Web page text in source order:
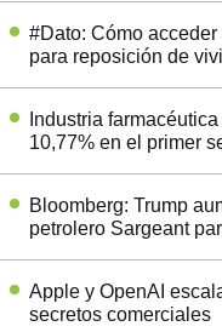
#Dato: Cómo
para reposición de
Industria
10,77% en el primer
Bloomberg: Trump
petrolero Sargeant
Apple y OpenAI
secretos comerciales